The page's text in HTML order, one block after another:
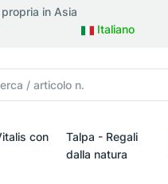
in Asia
Italiano
con
Talpa - Regali
dalla natura